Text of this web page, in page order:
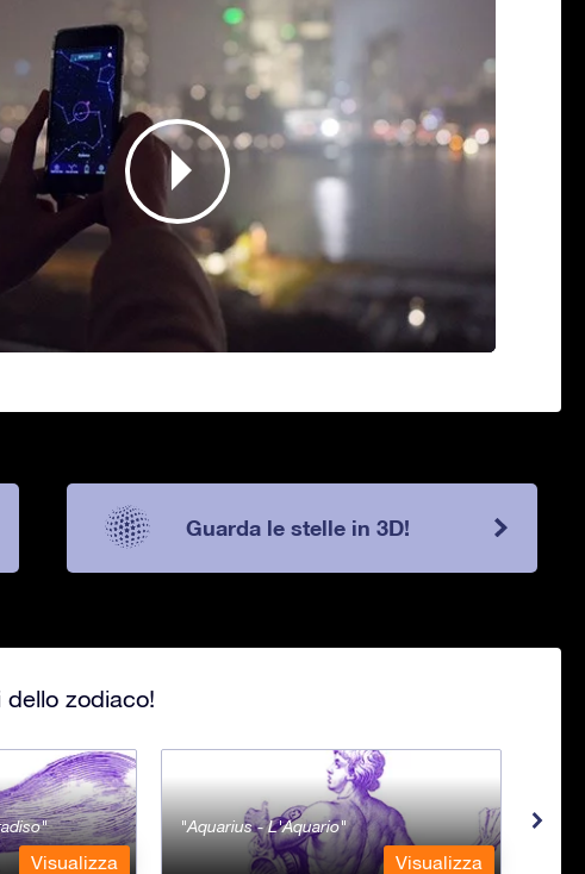
Guarda le stelle in 3D!
zodiaco!
Visualizza
Aquarius - L'Aquario
Visualizza